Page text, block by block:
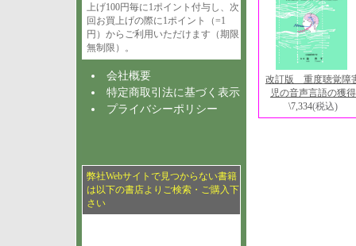
上げ100円毎に1ポイント付与し、次
回お買上げの際に1ポイント（=1
円）からご利用いただけます（期限
無制限）。
会社概要
特定商取引法に基づく表示
プライバシーポリシー
弊社Webサイトで見つからない書籍
は以下の書店よりご検索・ご購入下
さい
改訂版 重度聴覚障
児の音声言語の獲得
\7,334(税込)